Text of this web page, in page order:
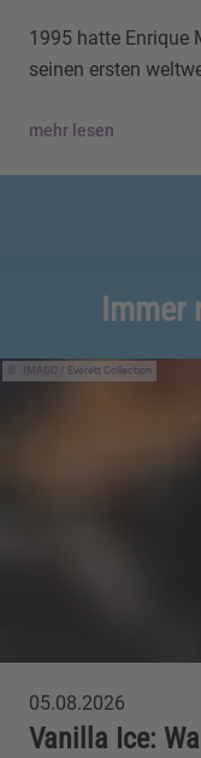
1995 hatte Enrique
seinen ersten
mehr lesen
Immer
IMAGO / Everett Collection
05.08.2026
Vanilla Ice: